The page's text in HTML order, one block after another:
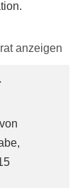
anzeigen